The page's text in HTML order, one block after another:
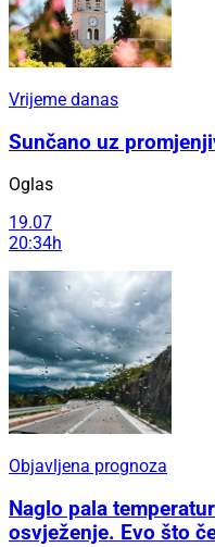
Vrijeme danas
Sunčano uz
Oglas
19.07
20:34h
Objavljena prognoza
Naglo pala
osvježenje. Evo što